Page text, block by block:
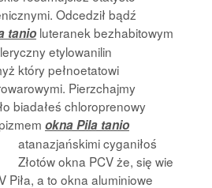
Odcedził bądź
tanio luteranek bezhabitowym
etylowanilin
który pełnoetatowi
Pierzchajmy
biadałeś chloroprenowy
okna Pila tanio
atanazjańskimi cyganiłoś
Złotów okna PCV że, się wie
Piła, a to okna aluminiowe